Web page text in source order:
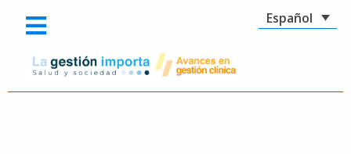
Español